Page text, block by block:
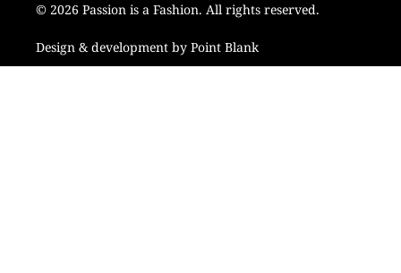
© 2026 Passion is a Fashion. All rights reserved.
Design & development by Point Blank